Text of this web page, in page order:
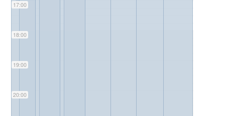
17:00
18:00
19:00
20:00